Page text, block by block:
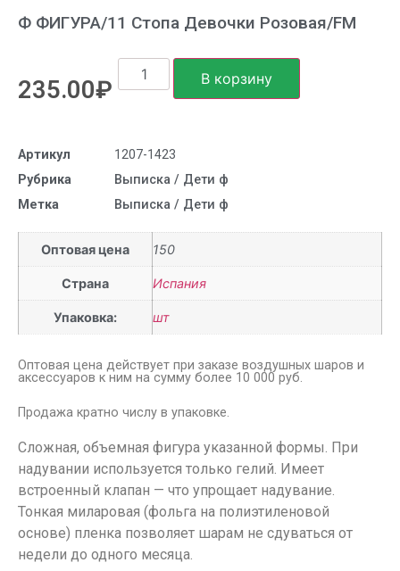
Ф ФИГУРА/11 Стопа Девочки Розовая/FM
235.00₽ В корзину
Артикул
1207-1423
Рубрика
Выписка / Дети ф
Метка
Выписка / Дети ф
Оптовая цена 150
Страна Испания
Упаковка: шт
Оптовая цена действует при заказе воздушных шаров и
аксессуаров к ним на сумму более 10 000 руб.
Продажа кратно числу в упаковке.
Сложная, объемная фигура указанной формы. При
надувании используется только гелий. Имеет
встроенный клапан — что упрощает надувание.
Тонкая миларовая (фольга на полиэтиленовой
основе) пленка позволяет шарам не сдуваться от
недели до одного месяца.